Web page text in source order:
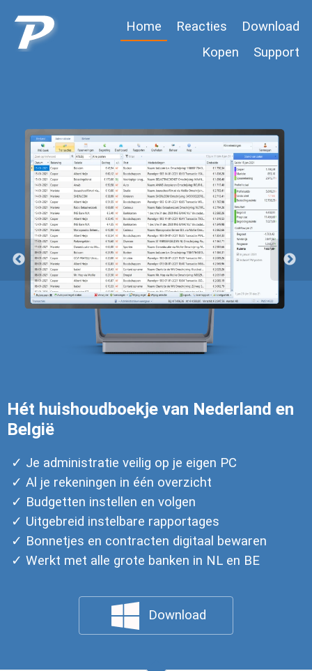
Home Reacties
Download
Kopen
Support
Hét huishoudboekje van Nederland en
België
Je administratie veilig op je eigen PC
Al je rekeningen in één overzicht
Budgetten instellen en volgen
Uitgebreid instelbare rapportages
Bonnetjes en contracten digitaal bewaren
Werkt met alle grote banken in NL en BE
Download